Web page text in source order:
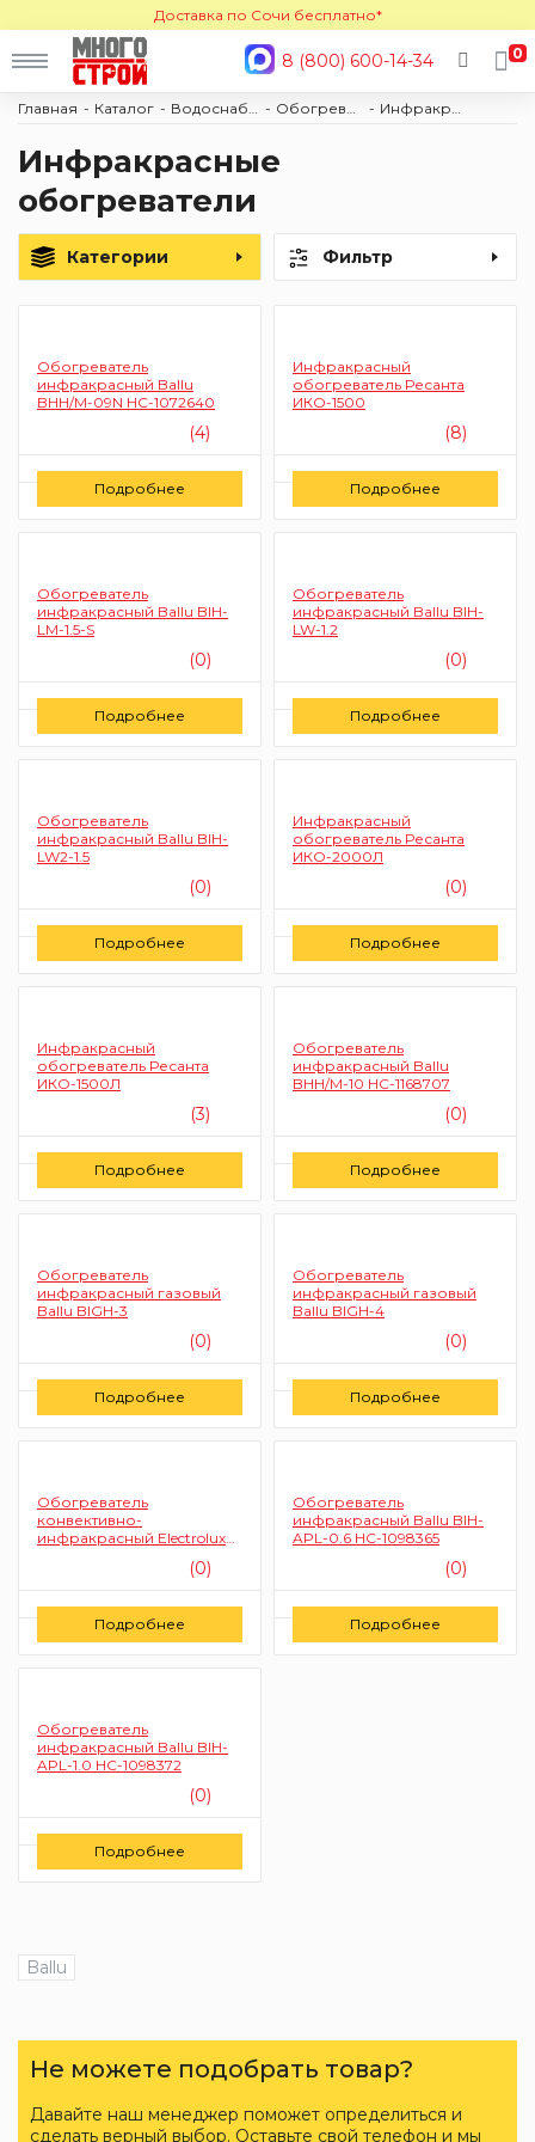
Доставка по Сочи бесплатно*
8 (800) 600-14-34 0
Главная Каталог
Инфракрасные
обогреватели
Категории Фильтр
Обогреватель
инфракрасный Ballu
BHH/M-09N HC-1072640
(4)
Заказать
Подробнее
Инфракрасный
обогреватель Ресанта
ИКО-1500
(8)
Заказать
Подробнее
Обогреватель
инфракрасный Ballu BIH-
LM-1.5-S
(0)
Заказать
Подробнее
Обогреватель
инфракрасный Ballu BIH-
LW-1.2
(0)
Заказать
Подробнее
Обогреватель
инфракрасный Ballu BIH-
LW2-1.5
(0)
Заказать
Подробнее
Инфракрасный
обогреватель Ресанта
ИКО-2000Л
(0)
Заказать
Подробнее
Инфракрасный
обогреватель Ресанта
ИКО-1500Л
(3)
Заказать
Подробнее
Обогреватель
инфракрасный Ballu
BHH/M-10 HC-1168707
(0)
Заказать
Подробнее
Обогреватель
инфракрасный газовый
Ballu BIGH-3
(0)
Заказать
Подробнее
Обогреватель
инфракрасный газовый
Ballu BIGH-4
(0)
Заказать
Подробнее
Обогреватель
конвективно-
инфракрасный Electrolux
(0)
Заказать
Подробнее
Обогреватель
инфракрасный Ballu BIH-
APL-0.6 НС-1098365
(0)
Заказать
Подробнее
Обогреватель
инфракрасный Ballu BIH-
APL-1.0 HC-1098372
(0)
Заказать
Подробнее
Ballu
Не можете подобрать товар?
Давайте наш менеджер поможет определиться и
сделать верный выбор. Оставьте свой телефон и мы